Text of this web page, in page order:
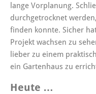
lange Vorplanung.
durchgetrocknet
finden konnte. Sicher
Projekt wachsen zu
lieber zu einem
ein Gartenhaus zu
Heute …